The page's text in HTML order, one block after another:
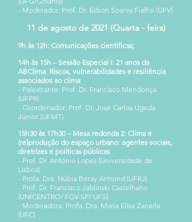
- Moderador: Prof. Dr. Edson Soares Fialho (UFV)
11 de agosto de 2021 (Quarta - feira)
9h às 12h: Comunicações científicas;
14h às 15h – Sessão Especial I: 21 anos da
ABClima: Riscos, vulnerabilidades e resiliência
associados ao clima
- Palestrante: Prof. Dr. Francisco Mendonça
(UFPR)
- Coordenador: Prof. Dr. José Carlos Ugeda
Júnior (UFMT)
15h30 às 17h30 – Mesa redonda 2: Clima e
(re)produção do espaço urbano: agentes sociais,
diretrizes e políticas públicas
- Prof. Dr. António Lopes (Universidade de
Lisboa)
- Profa. Dra. Núbia Beray Armond (UFRJ)
- Prof. Dr. Francisco Jablinski Castelhano
(UNICENTRO/ FGV-SP/ UFS)
- Moderadora: Profa. Dra. Maria Elisa Zanella
(UFC)